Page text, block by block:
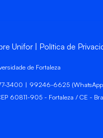
Unifor Política de
de Fortaleza
3400 | 99246-6625
60811-905 - Fortaleza / CE -